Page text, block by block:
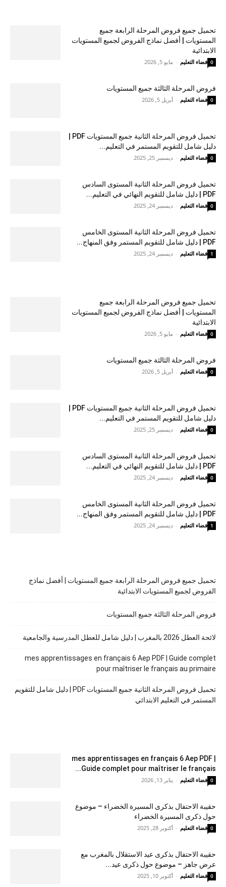
تحميل جميع فروض المرحلة الرابعة جميع
المستويات | أفضل نماذج الفروض لجميع المستويات
الابتدائية
فضاء التعليم - مايو 5, 2026 0
فروض المرحلة الثالثة جميع المستويات
فضاء التعليم - أبريل 5, 2026 0
دليل شامل للتقويم المستمر في التعليم...
فضاء التعليم - ديسمبر 25, 2025 0
تحميل فروض المرحلة الثانية المستوى السادس
PDF | دليل شامل للتقويم النهائي في التعليم...
فضاء التعليم - ديسمبر 24, 2025 0
تحميل فروض المرحلة الثانية المستوى الخامس
PDF | دليل شامل للتقويم المستمر وفق المنهاج...
فضاء التعليم - ديسمبر 24, 2025 1
تحميل جميع فروض المرحلة الرابعة جميع
المستويات | أفضل نماذج الفروض لجميع المستويات
الابتدائية
فضاء التعليم - مايو 5, 2026 0
فروض المرحلة الثالثة جميع المستويات
فضاء التعليم - أبريل 5, 2026 0
دليل شامل للتقويم المستمر في التعليم...
فضاء التعليم - ديسمبر 25, 2025 0
تحميل فروض المرحلة الثانية المستوى السادس
PDF | دليل شامل للتقويم النهائي في التعليم...
فضاء التعليم - ديسمبر 24, 2025 0
تحميل فروض المرحلة الثانية المستوى الخامس
PDF | دليل شامل للتقويم المستمر وفق المنهاج...
فضاء التعليم - ديسمبر 24, 2025 1
تحميل جميع فروض المرحلة الرابعة جميع المستويات | أفضل نماذج
الفروض لجميع المستويات الابتدائية
فروض المرحلة الثالثة جميع المستويات
لائحة العطل 2026 بالمغرب | دليل شامل للعطل المدرسية والجامعية
mes apprentissages en français 6 Aep PDF | Guide complet
pour maîtriser le français au primaire
تحميل فروض المرحلة الثانية جميع المستويات PDF | دليل شامل للتقويم
المستمر في التعليم الابتدائي
mes apprentissages en français 6 Aep PDF |
Guide complet pour maîtriser le français...
فضاء التعليم - يناير 13, 2026 0
حقيبة الاحتفال بذكرى المسيرة الخضراء – موضوع
حول ذكرى المسيرة الخضراء
فضاء التعليم - أكتوبر 28, 2025 0
حقيبة الاحتفال بذكرى عيد الاستقلال بالمغرب مع
عرض جاهز – موضوع حول ذكرى عيد...
فضاء التعليم - أكتوبر 10, 2025 0